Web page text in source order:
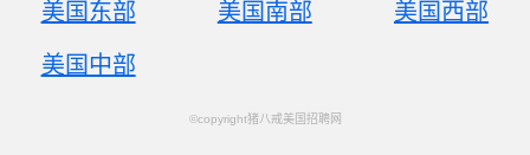
美国东部 美国南部 美国西部
美国中部
©copyright猪八戒美国招聘网